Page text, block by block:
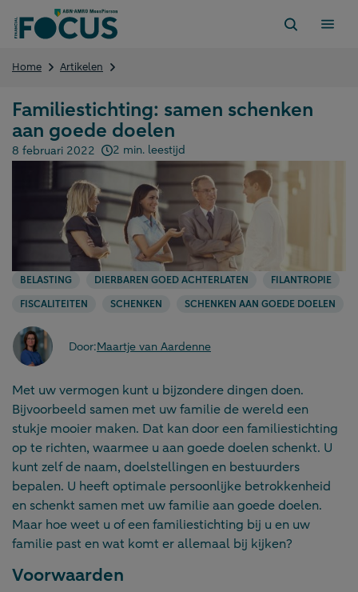
naar
Home Artikelen
aan
goede
doelen
Familiestichting: samen schenken
aan goede doelen
Gepubliceerd op:
8 februari 2022 2 min. leestijd
BELASTING DIERBAREN GOED ACHTERLATEN
FILANTROPIE
FISCALITEITEN
SCHENKEN SCHENKEN AAN GOEDE DOELEN
Door:Maartje van Aardenne
Met uw vermogen kunt u bijzondere dingen doen.
Bijvoorbeeld samen met uw familie de wereld een
stukje mooier maken. Dat kan door een familiestichting
op te richten, waarmee u aan goede doelen schenkt. U
kunt zelf de naam, doelstellingen en bestuurders
bepalen. U heeft optimale persoonlijke betrokkenheid
en schenkt samen met uw familie aan goede doelen.
Maar hoe weet u of een familiestichting bij u en uw
familie past en wat komt er allemaal bij kijken?
Voorwaarden